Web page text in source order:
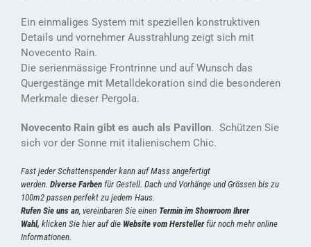
Ein einmaliges System mit speziellen konstruktiven
Details und vornehmer Ausstrahlung zeigt sich mit
Novecento Rain.
Die serienmässige Frontrinne und auf Wunsch das
Quergestänge mit Metalldekoration sind die besonderen
Merkmale dieser Pergola.
Novecento Rain gibt es auch als Pavillon. Schützen Sie
sich vor der Sonne mit italienischem Chic.
Fast jeder Schattenspender kann auf Mass angefertigt
werden. Diverse Farben für Gestell. Dach und Vorhänge und Grössen bis zu
100m2 passen perfekt zu jedem Haus.
Rufen Sie uns an , vereinbaren Sie einen Termin im Showroom Ihrer
Wahl, klicken Sie hier auf die Website vom Hersteller für noch mehr online
Informationen.